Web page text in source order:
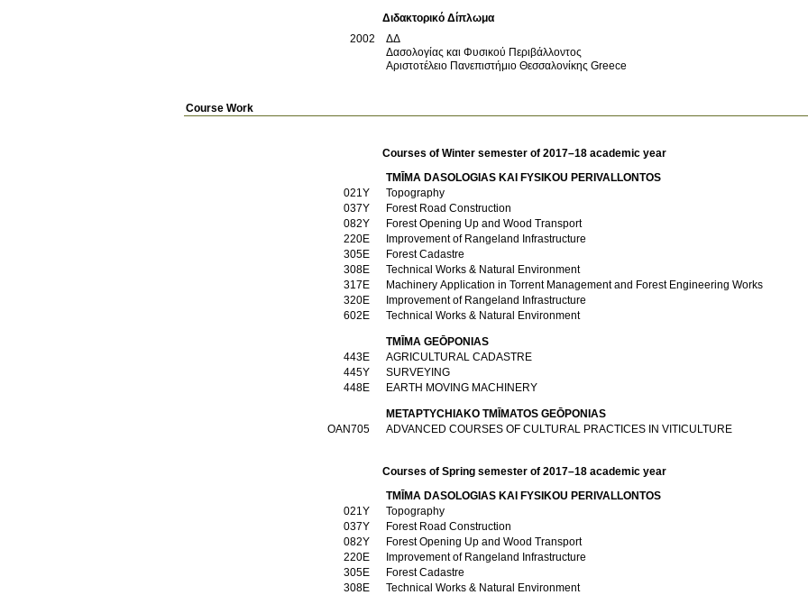
Διδακτορικό Δίπλωμα
2002
ΔΔ
Δασολογίας και Φυσικού Περιβάλλοντος
Αριστοτέλειο Πανεπιστήμιο Θεσσαλονίκης Greece
Course Work
Courses of Winter semester of 2017–18 academic year
TMĪMA DASOLOGIAS KAI FYSIKOU PERIVALLONTOS
021Υ
Topography
037Υ
Forest Road Construction
082Υ
Forest Opening Up and Wood Transport
220Ε
Improvement of Rangeland Infrastructure
305Ε
Forest Cadastre
308Ε
Technical Works & Natural Environment
317Ε
Machinery Application in Torrent Management and Forest Engineering Works
320Ε
Improvement of Rangeland Infrastructure
602Ε
Technical Works & Natural Environment
TMĪMA GEŌPONIAS
443Ε
AGRICULTURAL CADASTRE
445Υ
SURVEYING
448Ε
EARTH MOVING MACHINERY
METAPTYCΗIAKO TMĪMATOS GEŌPONIAS
ΟΑΝ705
ADVANCED COURSES OF CULTURAL PRACTICES IN VITICULTURE
Courses of Spring semester of 2017–18 academic year
TMĪMA DASOLOGIAS KAI FYSIKOU PERIVALLONTOS
021Υ
Topography
037Υ
Forest Road Construction
082Υ
Forest Opening Up and Wood Transport
220Ε
Improvement of Rangeland Infrastructure
305Ε
Forest Cadastre
308Ε
Technical Works & Natural Environment